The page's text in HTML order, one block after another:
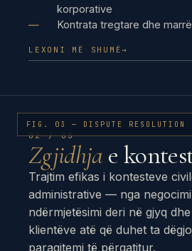
korporative
Kontrata tregtare dhe
LEXONI MË SHUMË→
FIG. 03 — DISPUTE RESOLUTION
02 / 03
Zgjidhja e
Trajtim efikas i kontesteve
administrative — nga
ndërmjetësimi deri në gjyq
klientëve atë që duhet ta
paraqitemi të përgatitur.